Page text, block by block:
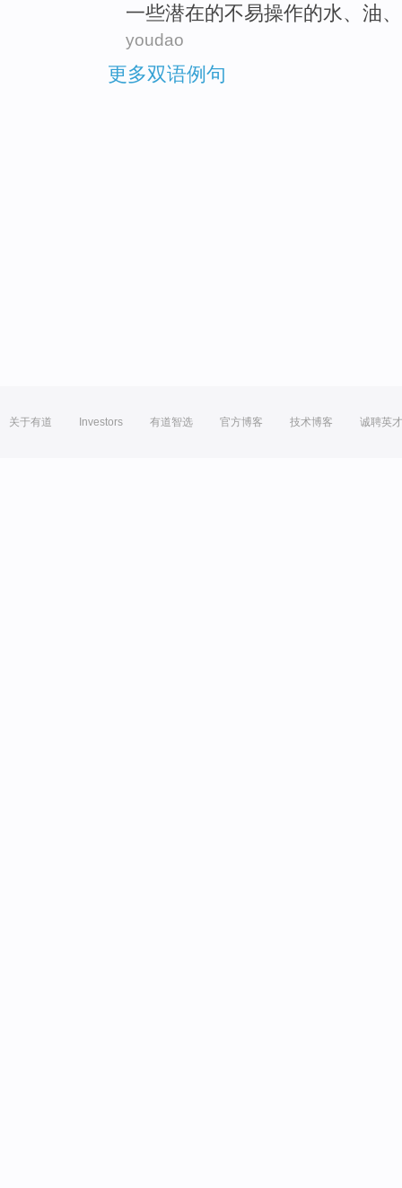
一些潜在的不易操作的水、 油、
youdao
更多双语例句
关于有道 Investors 有道智选 官方博客 技术博客 诚聘英才